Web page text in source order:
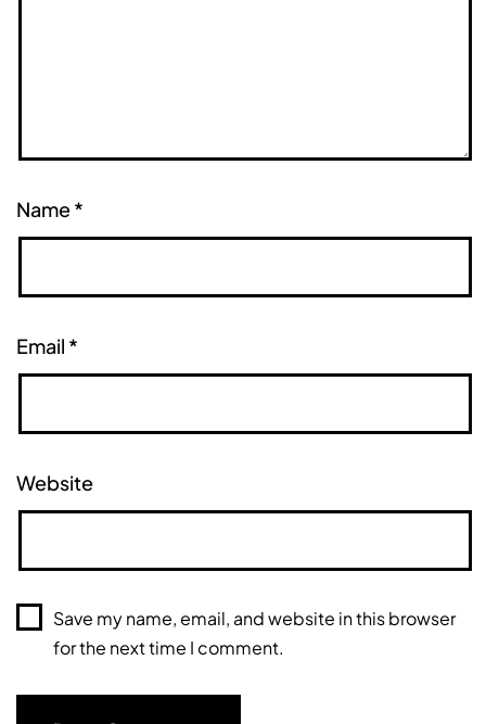
Name*
Email *
Website
Save my name, email, and website in this browser
for the next time I comment.